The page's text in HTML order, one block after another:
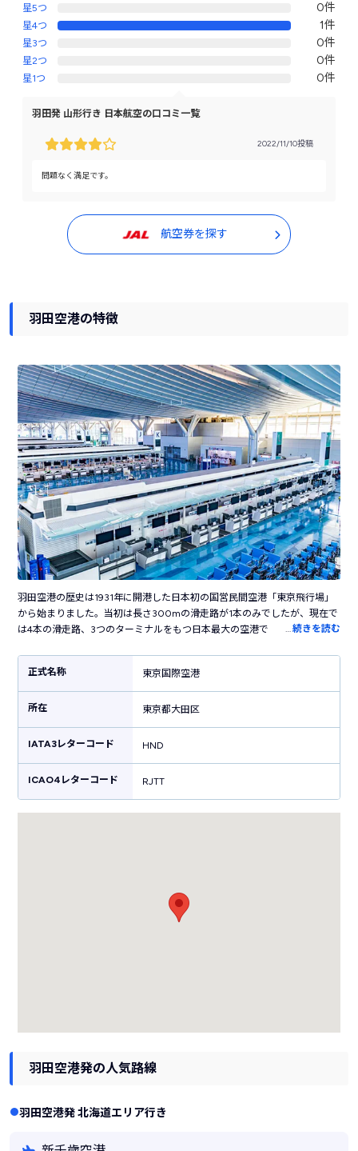
星5つ
0件
星4つ 1件
星3つ 0件
星2つ 0件
星1つ 0件
羽田発 山形行き 日本航空の口コミ一覧
2022/11/10投稿
問題なく満足です。
航空券を探す
羽田空港の特徴
羽田空港の歴史は1931年に開港した日本初の国営民間空港「東京飛行場」
から始まりました。当初は長さ300mの滑走路が1本のみでしたが、現在で
は4本の滑走路、3つのターミナルをもつ日本最大の空港です。国内の主要
100を超えるお店が立ち並び、飛行機の利用客以外も楽しめます。江戸の
街並みを再現した「江戸小路」や江戸時代の橋を半分のサイズで復元した
「はねだ日本橋」など、日本らしい風情を感じる施設も見どころです。横
浜駅まで電車で30分、東京駅まで約50分というアクセスの良さも魅力で
す。
…続きを読む
正式名称 東京国際空港
所在 東京都大田区
IATA3レターコード HND
ICAO4レターコード RJTT
羽田空港発の人気路線
羽田空港発 北海道エリア行き